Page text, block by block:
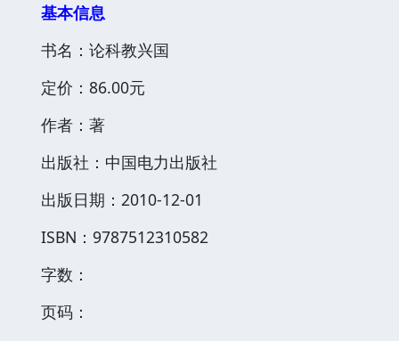
基本信息
书名：论科教兴国
定价：86.00元
作者：著
出版社：中国电力出版社
出版日期：2010-12-01
ISBN：9787512310582
字数：
页码：